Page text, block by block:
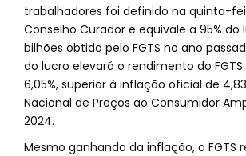
trabalhadores foi definido na quinta-
Conselho Curador e equivale a 95% do
bilhões obtido pelo FGTS no ano
do lucro elevará o rendimento do
6,05%, superior à inflação oficial de
Nacional de Preços ao Consumidor
2024.
Mesmo ganhando da inflação, o FGTS